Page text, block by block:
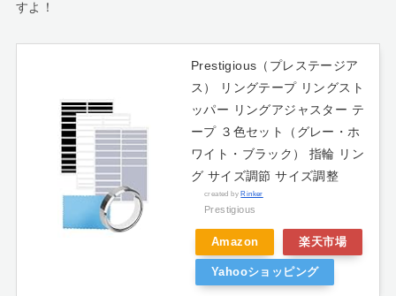
すよ！
Prestigious（プレステージア
ス） リングテープ リングスト
ッパー リングアジャスター テ
ープ ３色セット（グレー・ホ
ワイト・ブラック） 指輪 リン
グ サイズ調節 サイズ調整
created byRinker
Prestigious
Amazon 楽天市場
Yahooショッピング